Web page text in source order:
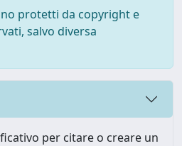
protetti da copyright e
salvo diversa
per citare o creare un